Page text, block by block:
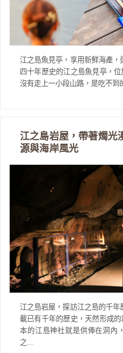
江之島魚見亭，享用新鮮海產，
四十年歷史的江之島魚見亭，
沒有走上一小段山路，是吃不到
江之島岩屋，帶著燭光
源與海岸風光
江之島岩屋，探訪江之島的千
載已有千年的歷史，天然形成
本的江島神社就是供俸在洞內
之...